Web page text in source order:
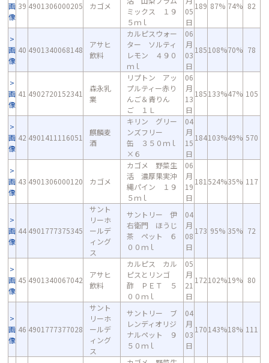
画
像
39 4901306000205 カゴメ
ミックス １９
５ｍｌ
05
日
189 87% 74% 82
画
像
40 4901340068148
アサヒ
飲料
カルピスウォー
ター ソルティ
レモン ４９０
ｍｌ
06
月
03
日
185108%70% 78
画
像
41 4902720152341
森永乳
業
リプトン アッ
プルティー赤り
んご＆青りん
ご １Ｌ
06
月
13
日
185133%47% 105
画
像
42 4901411116051
麒麟麦
酒
キリン グリー
ンズフリー
缶 ３５０ｍｌ
×６
04
月
15
日
184103%49% 570
画
像
43 4901306000120 カゴメ
カゴメ 野菜生
活 濃厚果実沖
縄パイン １９
５ｍｌ
06
月
19
日
181 524%35% 117
画
像
44 4901777375345
サント
リーホ
ールデ
ィング
ス
サントリー 伊
右衛門 ほうじ
茶 ペット ６
００ｍｌ
04
月
08
日
173 95% 35% 72
画
像
45 4901340067042
アサヒ
飲料
カルピス カル
ピスとリンゴ
酢 ＰＥＴ ５
００ｍｌ
05
月
21
日
172102%19% 80
画
像
46 4901777377028
サント
リーホ
ールデ
ィング
ス
サントリー ブ
レンディオリジ
ナルペット ９
５０ｍｌ
04
月
03
日
170143%18% 111